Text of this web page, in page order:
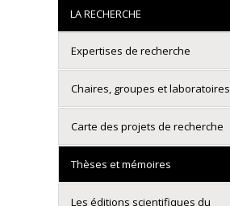
LA RECHERCHE
Expertises de recherche
Chaires, groupes et laboratoires
Carte des projets de recherche
Thèses et mémoires
Les éditions scientifiques du